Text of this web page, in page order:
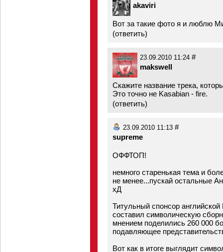
akaviri
Вот за такие фото я и люблю
(ответить)
23.09.2010 11:24 #
makswell
Скажите название трека,
Это точно не Kasabian - fire.
(ответить)
23.09.2010 11:13 #
supreme
ОФФТОП!
немного старенькая тема и
не менее...пускай остальные
хД
Титульный спонсор
составил символическую
мнением поделились 260 000
подавляющее
Вот как в итоге выглядит